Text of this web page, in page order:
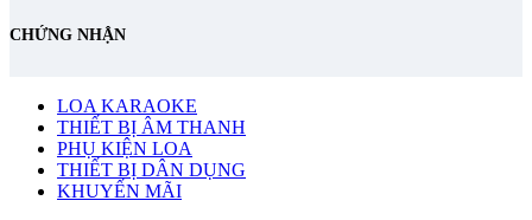
CHỨNG NHẬN
LOA KARAOKE
THIẾT BỊ ÂM THANH
PHỤ KIỆN LOA
THIẾT BỊ DÂN DỤNG
KHUYẾN MÃI